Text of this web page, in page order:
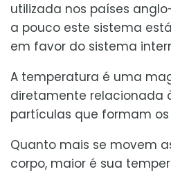
utilizada nos países
a pouco este sistema
em favor do sistema
A temperatura é uma
diretamente relacionada
partículas que formam
Quanto mais se movem
corpo, maior é sua